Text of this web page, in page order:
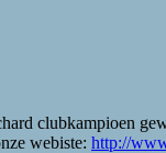
clubkampioen
webiste: http://